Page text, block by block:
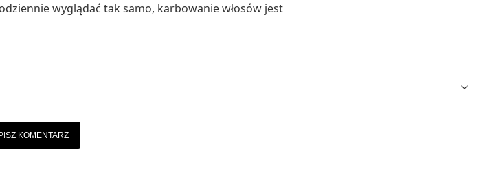
wyglądać tak samo, karbowanie włosów jest
KOMENTARZ